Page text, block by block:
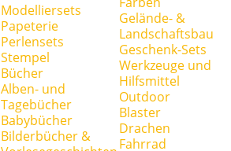
Modelliersets
Papeterie
Perlensets
Stempel
Bücher
Alben- und
Tagebücher
Babybücher
Bilderbücher &
Gelände- &
Landschaftsbau
Geschenk-Sets
Werkzeuge und
Hilfsmittel
Outdoor
Blaster
Drachen
Fahrrad